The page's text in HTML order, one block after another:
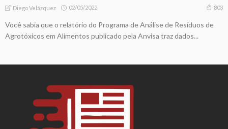
Diego Velázquez 02/05/2022 803
Você sabia que o relatório do Programa de Análise de Resíduos de
Agrotóxicos em Alimentos publicado pela Anvisa traz dados...